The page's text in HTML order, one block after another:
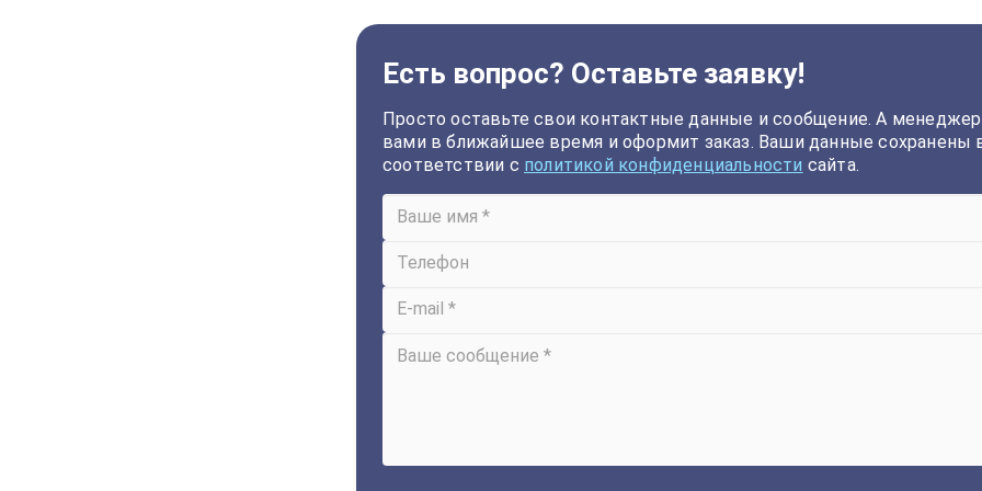
Есть вопрос? Оставьте заявку!
Просто оставьте свои контактные данные и сообщение. А
вами в ближайшее время и оформит заказ. Ваши данные сохранены
соответствии с политикой конфиденциальности сайта.